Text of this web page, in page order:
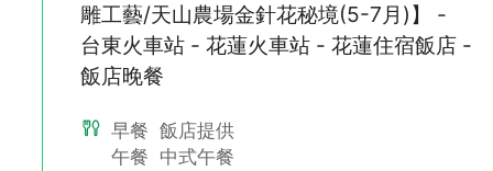
雕工藝/天山農場金針花秘境(5-7月)】 -
台東火車站 - 花蓮火車站 - 花蓮住宿飯店 -
飯店晚餐
早餐 飯店提供
午餐 中式午餐